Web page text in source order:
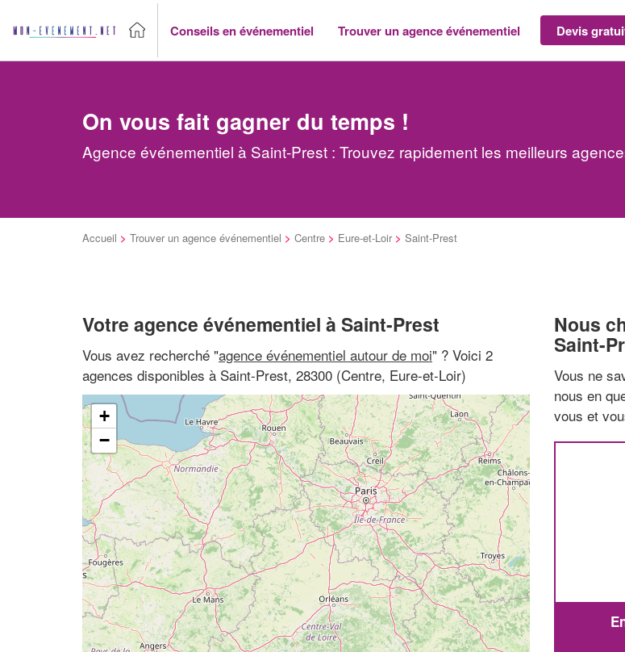
Conseils en événementiel Trouver un agence événementiel Devis
On vous fait gagner du temps !
Agence événementiel à Saint-Prest : Trouvez rapidement les meilleurs
Accueil > Trouver un agence événementiel > Centre > Eure-et-Loir > Saint-Prest
Votre agence événementiel à Saint-Prest
Vous avez recherché "agence événementiel autour de moi" ? Voici 2
agences disponibles à Saint-Prest, 28300 (Centre, Eure-et-Loir)
+
−
Nous
Saint-
Vous ne
nous en
vous et